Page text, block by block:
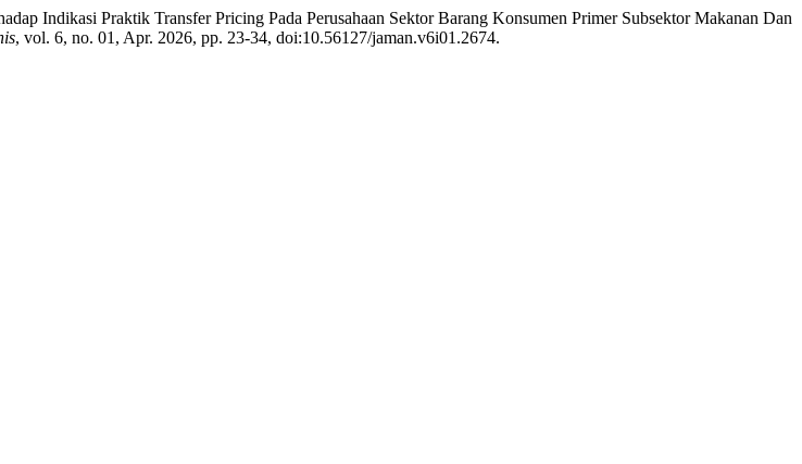
Indikasi Praktik Transfer Pricing Pada Perusahaan Sektor Barang Konsumen Primer Subsektor Makanan Dan
, vol. 6, no. 01, Apr. 2026, pp. 23-34, doi:10.56127/jaman.v6i01.2674.